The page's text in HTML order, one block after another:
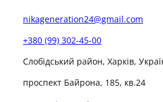
nikageneration24@gmail.com
+380 (99) 302-45-00
Слобідський район, Харків,
проспект Байрона, 185, кв.24